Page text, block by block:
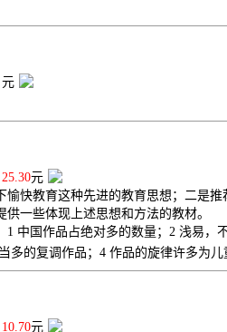
元
25.30元
愉快教育这种先进的教育思想；二是
一些体现上述思想和方法的教材。
1 中国作品占绝对多的数量；2 浅易，
多的复调作品；4 作品的旋律许多为
10.70元